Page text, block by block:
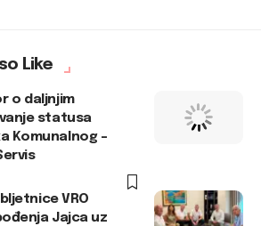
Like
o daljnjim
statusa
Komunalnog –
VRO
Jajca uz